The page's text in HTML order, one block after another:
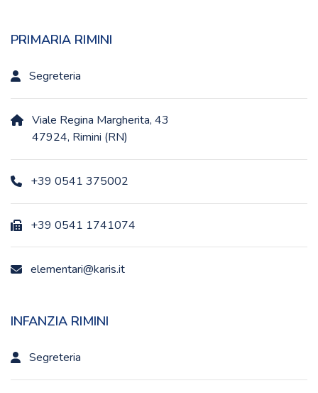
PRIMARIA RIMINI
Segreteria
Viale Regina Margherita, 43
47924, Rimini (RN)
+39 0541 375002
+39 0541 1741074
elementari@karis.it
INFANZIA RIMINI
Segreteria